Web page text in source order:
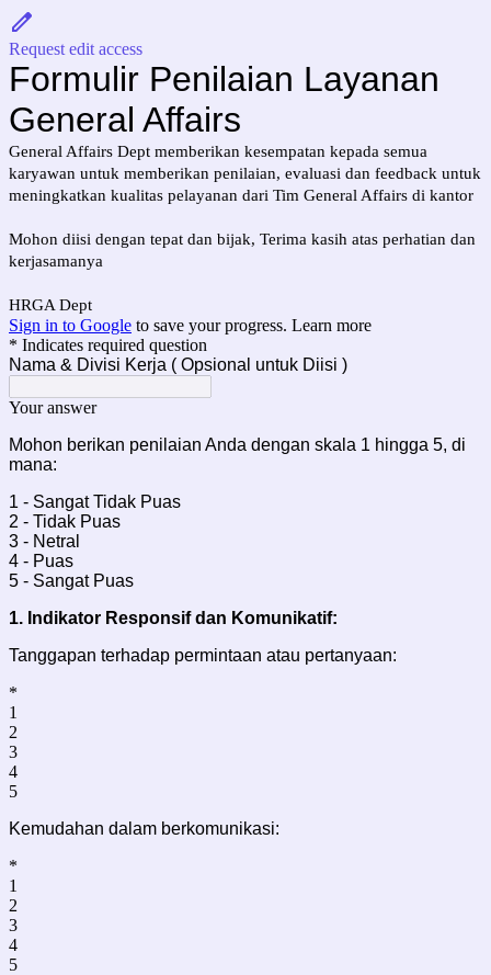
Request edit access
Formulir Penilaian Layanan
General Affairs
General Affairs Dept memberikan kesempatan kepada semua
karyawan untuk memberikan penilaian, evaluasi dan feedback untuk
meningkatkan kualitas pelayanan dari Tim General Affairs di kantor
Mohon diisi dengan tepat dan bijak, Terima kasih atas perhatian dan
kerjasamanya
HRGA Dept
Sign in to Google to save your progress. Learn more
* Indicates required question
Nama & Divisi Kerja ( Opsional untuk Diisi )
Your answer
Mohon berikan penilaian Anda dengan skala 1 hingga 5, di
mana:
1 - Sangat Tidak Puas
2 - Tidak Puas
3 - Netral
4 - Puas
5 - Sangat Puas
1. Indikator Responsif dan Komunikatif:
Tanggapan terhadap permintaan atau pertanyaan:
*
1
2
3
4
5
Kemudahan dalam berkomunikasi:
*
1
2
3
4
5